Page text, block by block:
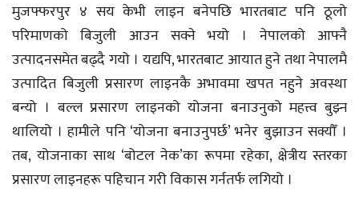
मुजफ्फरपुर ४ सय केभी लाइन बनेपछि भारतबाट पनि ठूलो
परिमाणको बिजुली आउन सक्ने भयो । नेपालको आफ्नै
उत्पादनसमेत बढ्दै गयो । यद्यपि, भारतबाट आयात हुने तथा नेपालमै
उत्पादित बिजुली प्रसारण लाइनकै अभावमा खपत नहुने अवस्था
बन्यो । बल्ल प्रसारण लाइनको योजना बनाउनुको महत्त्व बुझ्न
थालियो । हामीले पनि ‘योजना बनाउनुपर्छ’ भनेर बुझाउन सक्यौँ ।
तब, योजनाका साथ ‘बोटल नेक’का रूपमा रहेका, क्षेत्रीय स्तरका
प्रसारण लाइनहरू पहिचान गरी विकास गर्नतर्फ लगियो ।